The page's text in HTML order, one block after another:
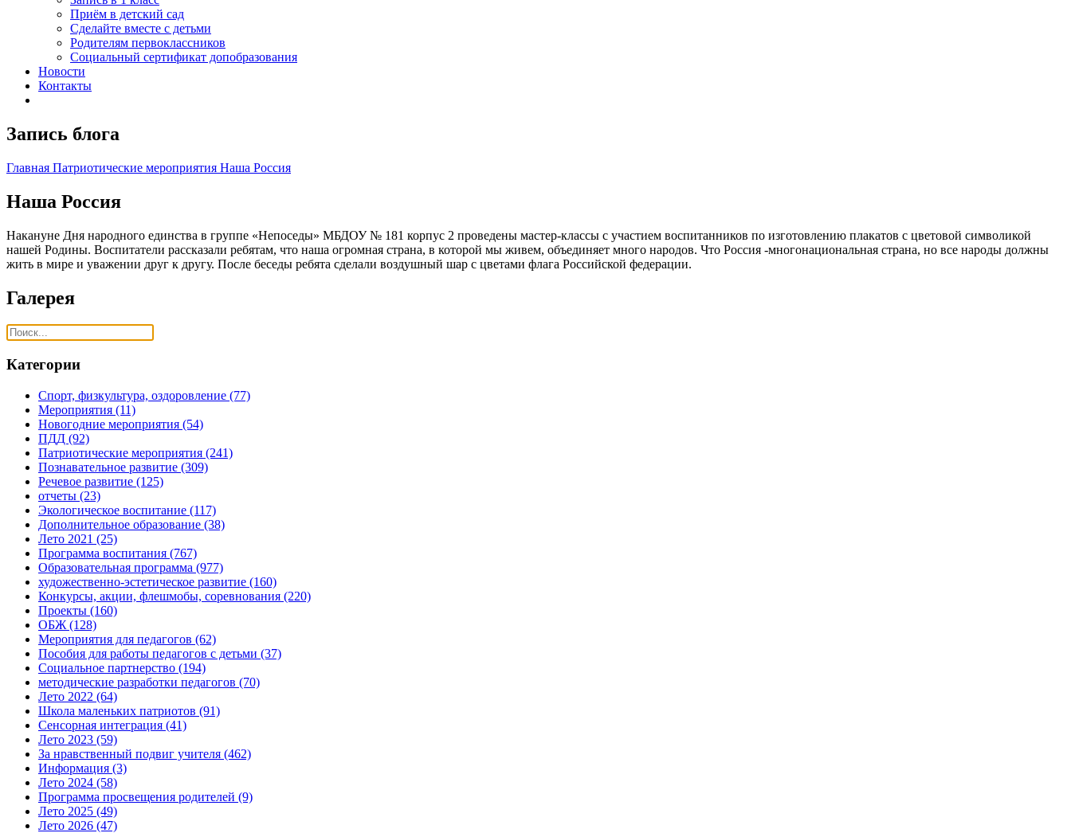
Приём в детский сад
Сделайте вместе с детьми
Родителям первоклассников
Социальный сертификат допобразования
Новости
Контакты
Запись блога
Главная Патриотические мероприятия Наша Россия
Наша Россия
Накануне Дня народного единства в группе «Непоседы» МБДОУ № 181 корпус 2 проведены мастер-классы с участием воспитанников по изготовлению плакатов с цветовой символикой
нашей Родины. Воспитатели рассказали ребятам, что наша огромная страна, в которой мы живем, объединяет много народов. Что Россия -многонациональная страна, но все народы должны
жить в мире и уважении друг к другу. После беседы ребята сделали воздушный шар с цветами флага Российской федерации.
Галерея
Категории
Спорт, физкультура, оздоровление (77)
Мероприятия (11)
Новогодние мероприятия (54)
ПДД (92)
Патриотические мероприятия (241)
Познавательное развитие (309)
Речевое развитие (125)
отчеты (23)
Экологическое воспитание (117)
Дополнительное образование (38)
Лето 2021 (25)
Программа воспитания (767)
Образовательная программа (977)
художественно-эстетическое развитие (160)
Конкурсы, акции, флешмобы, соревнования (220)
Проекты (160)
ОБЖ (128)
Мероприятия для педагогов (62)
Пособия для работы педагогов с детьми (37)
Социальное партнерство (194)
методические разработки педагогов (70)
Лето 2022 (64)
Школа маленьких патриотов (91)
Сенсорная интеграция (41)
Лето 2023 (59)
За нравственный подвиг учителя (462)
Информация (3)
Лето 2024 (58)
Программа просвещения родителей (9)
Лето 2025 (49)
Лето 2026 (47)